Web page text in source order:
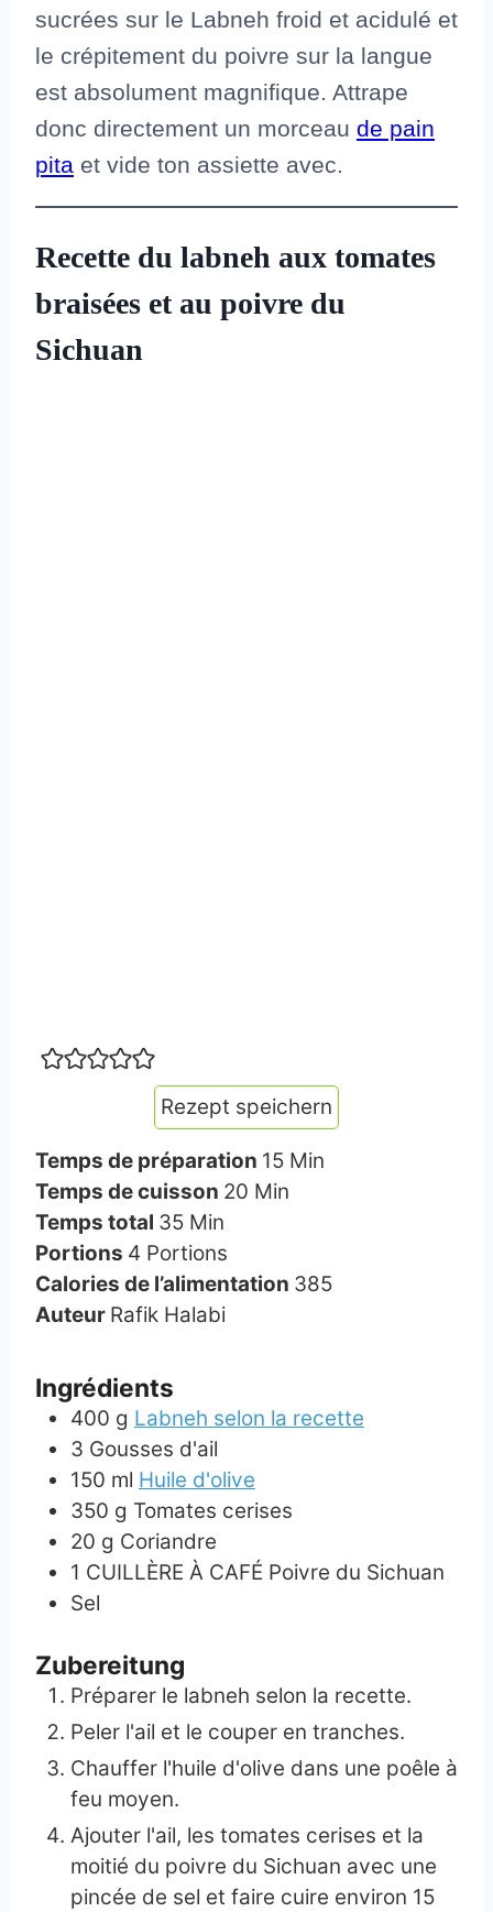
sucrées sur le Labneh froid et acidulé et
le crépitement du poivre sur la langue
est absolument magnifique. Attrape
donc directement un morceau de pain
pita et vide ton assiette avec.
Recette du labneh aux tomates
braisées et au poivre du
Sichuan
Rezept speichern
Temps de préparation 15minutes
Min
Temps de cuisson 20 minutes
Min
Temps total 35minutes
Min
Portions 4 Portions
Calories de l’alimentation 385
Auteur Rafik Halabi
Ingrédients
400 g Labneh selon la recette
3 Gousses d'ail
150 ml Huile d'olive
350 g Tomates cerises
20 g Coriandre
1 CUILLÈRE À CAFÉ Poivre du Sichuan
Sel
Zubereitung
Préparer le labneh selon la recette.
Peler l'ail et le couper en tranches.
Chauffer l'huile d'olive dans une poêle à
feu moyen.
Ajouter l'ail, les tomates cerises et la
moitié du poivre du Sichuan avec une
pincée de sel et faire cuire environ 15